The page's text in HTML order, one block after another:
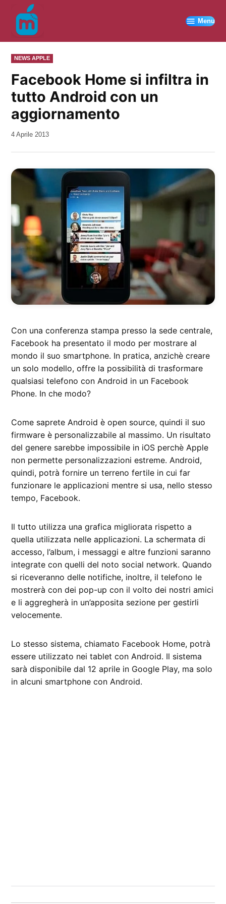
contenuto
Menu
PUBBLICATO
IN
NEWS APPLE
Facebook Home si infiltra in
tutto Android con un
aggiornamento
da
4 Aprile 2013
Con una conferenza stampa presso la sede centrale,
Facebook ha presentato il modo per mostrare al
mondo il suo smartphone. In pratica, anzichè creare
un solo modello, offre la possibilità di trasformare
qualsiasi telefono con Android in un Facebook
Phone. In che modo?
Come saprete Android è open source, quindi il suo
firmware è personalizzabile al massimo. Un risultato
del genere sarebbe impossibile in iOS perchè Apple
non permette personalizzazioni estreme. Android,
quindi, potrà fornire un terreno fertile in cui far
funzionare le applicazioni mentre si usa, nello stesso
tempo, Facebook.
Il tutto utilizza una grafica migliorata rispetto a
quella utilizzata nelle applicazioni. La schermata di
accesso, l’album, i messaggi e altre funzioni saranno
integrate con quelli del noto social network. Quando
si riceveranno delle notifiche, inoltre, il telefono le
mostrerà con dei pop-up con il volto dei nostri amici
e li aggregherà in un’apposita sezione per gestirli
velocemente.
Lo stesso sistema, chiamato Facebook Home, potrà
essere utilizzato nei tablet con Android. Il sistema
sarà disponibile dal 12 aprile in Google Play, ma solo
in alcuni smartphone con Android.